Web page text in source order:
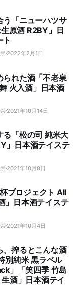
う「ニューハツサ
原酒 R2BY」日
ト
2022年2月1日
れた酒「不老泉
火入酒」日本酒
2021年10月14日
る「松の司 純米大
」日本酒テイステ
2021年10月8日
プロジェクト All
」日本酒テイステ
2021年10月4日
、搾るとこんな酒
別純米 黒ラベル
」「笑四季 竹島
酒」日本酒テイ